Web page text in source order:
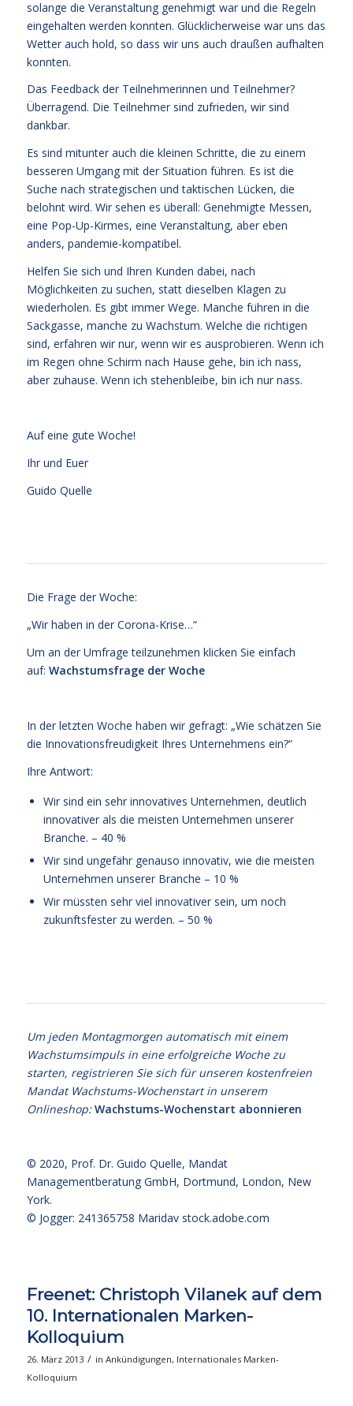
solange die Veranstaltung genehmigt war und die Regeln
eingehalten werden konnten. Glücklicherweise war uns das
Wetter auch hold, so dass wir uns auch draußen aufhalten
konnten.
Das Feedback der Teilnehmerinnen und Teilnehmer?
Überragend. Die Teilnehmer sind zufrieden, wir sind
dankbar.
Es sind mitunter auch die kleinen Schritte, die zu einem
besseren Umgang mit der Situation führen. Es ist die
Suche nach strategischen und taktischen Lücken, die
belohnt wird. Wir sehen es überall: Genehmigte Messen,
eine Pop-Up-Kirmes, eine Veranstaltung, aber eben
anders, pandemie-kompatibel.
Helfen Sie sich und Ihren Kunden dabei, nach
Möglichkeiten zu suchen, statt dieselben Klagen zu
wiederholen. Es gibt immer Wege. Manche führen in die
Sackgasse, manche zu Wachstum. Welche die richtigen
sind, erfahren wir nur, wenn wir es ausprobieren. Wenn ich
im Regen ohne Schirm nach Hause gehe, bin ich nass,
aber zuhause. Wenn ich stehenbleibe, bin ich nur nass.
Auf eine gute Woche!
Ihr und Euer
Guido Quelle
Die Frage der Woche:
„Wir haben in der Corona-Krise…“
Um an der Umfrage teilzunehmen klicken Sie einfach
auf: Wachstumsfrage der Woche
In der letzten Woche haben wir gefragt: „Wie schätzen Sie
die Innovationsfreudigkeit Ihres Unternehmens ein?“
Ihre Antwort:
Wir sind ein sehr innovatives Unternehmen, deutlich
innovativer als die meisten Unternehmen unserer
Branche. – 40 %
Wir sind ungefähr genauso innovativ, wie die meisten
Unternehmen unserer Branche – 10 %
Wir müssten sehr viel innovativer sein, um noch
zukunftsfester zu werden. – 50 %
Um jeden Montagmorgen automatisch mit einem
Wachstumsimpuls in eine erfolgreiche Woche zu
starten, registrieren Sie sich für unseren kostenfreien
Mandat Wachstums-Wochenstart in unserem
Onlineshop:Wachstums-Wochenstart abonnieren
© 2020, Prof. Dr. Guido Quelle, Mandat
Managementberatung GmbH, Dortmund, London, New
York.
© Jogger: 241365758 Maridav stock.adobe.com
Freenet: Christoph Vilanek auf dem
10. Internationalen Marken-
Kolloquium
26. März 2013 / in Ankündigungen, Internationales Marken-
Kolloquium